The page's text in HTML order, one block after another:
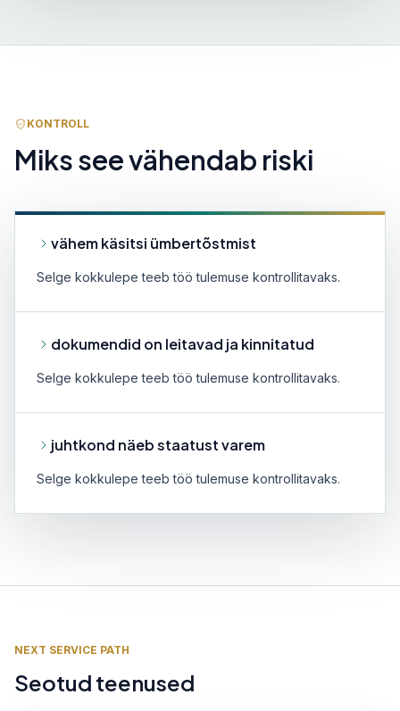
KONTROLL
Miks see vähendab riski
vähem käsitsi ümbertõstmist
Selge kokkulepe teeb töö tulemuse kontrollitavaks.
dokumendid on leitavad ja kinnitatud
Selge kokkulepe teeb töö tulemuse kontrollitavaks.
juhtkond näeb staatust varem
Selge kokkulepe teeb töö tulemuse kontrollitavaks.
NEXT SERVICE PATH
Seotud teenused